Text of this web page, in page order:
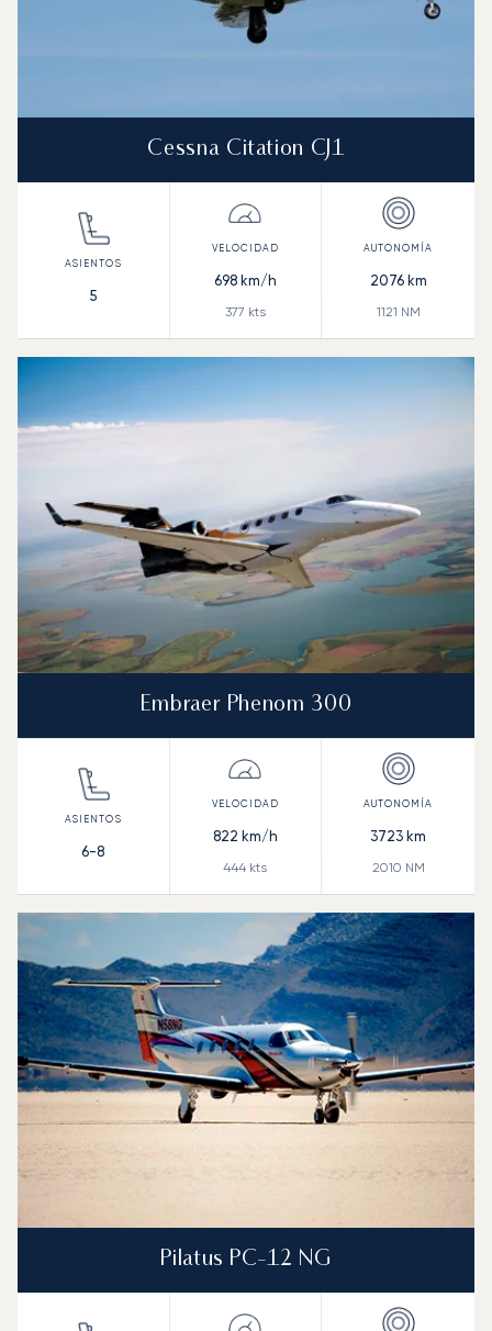
Cessna Citation CJ1
5
698km/h
377 kts
2076km
1121 NM
Embraer Phenom 300
6-8
822 km/h
444 kts
3723 km
2010 NM
Pilatus PC-12 NG